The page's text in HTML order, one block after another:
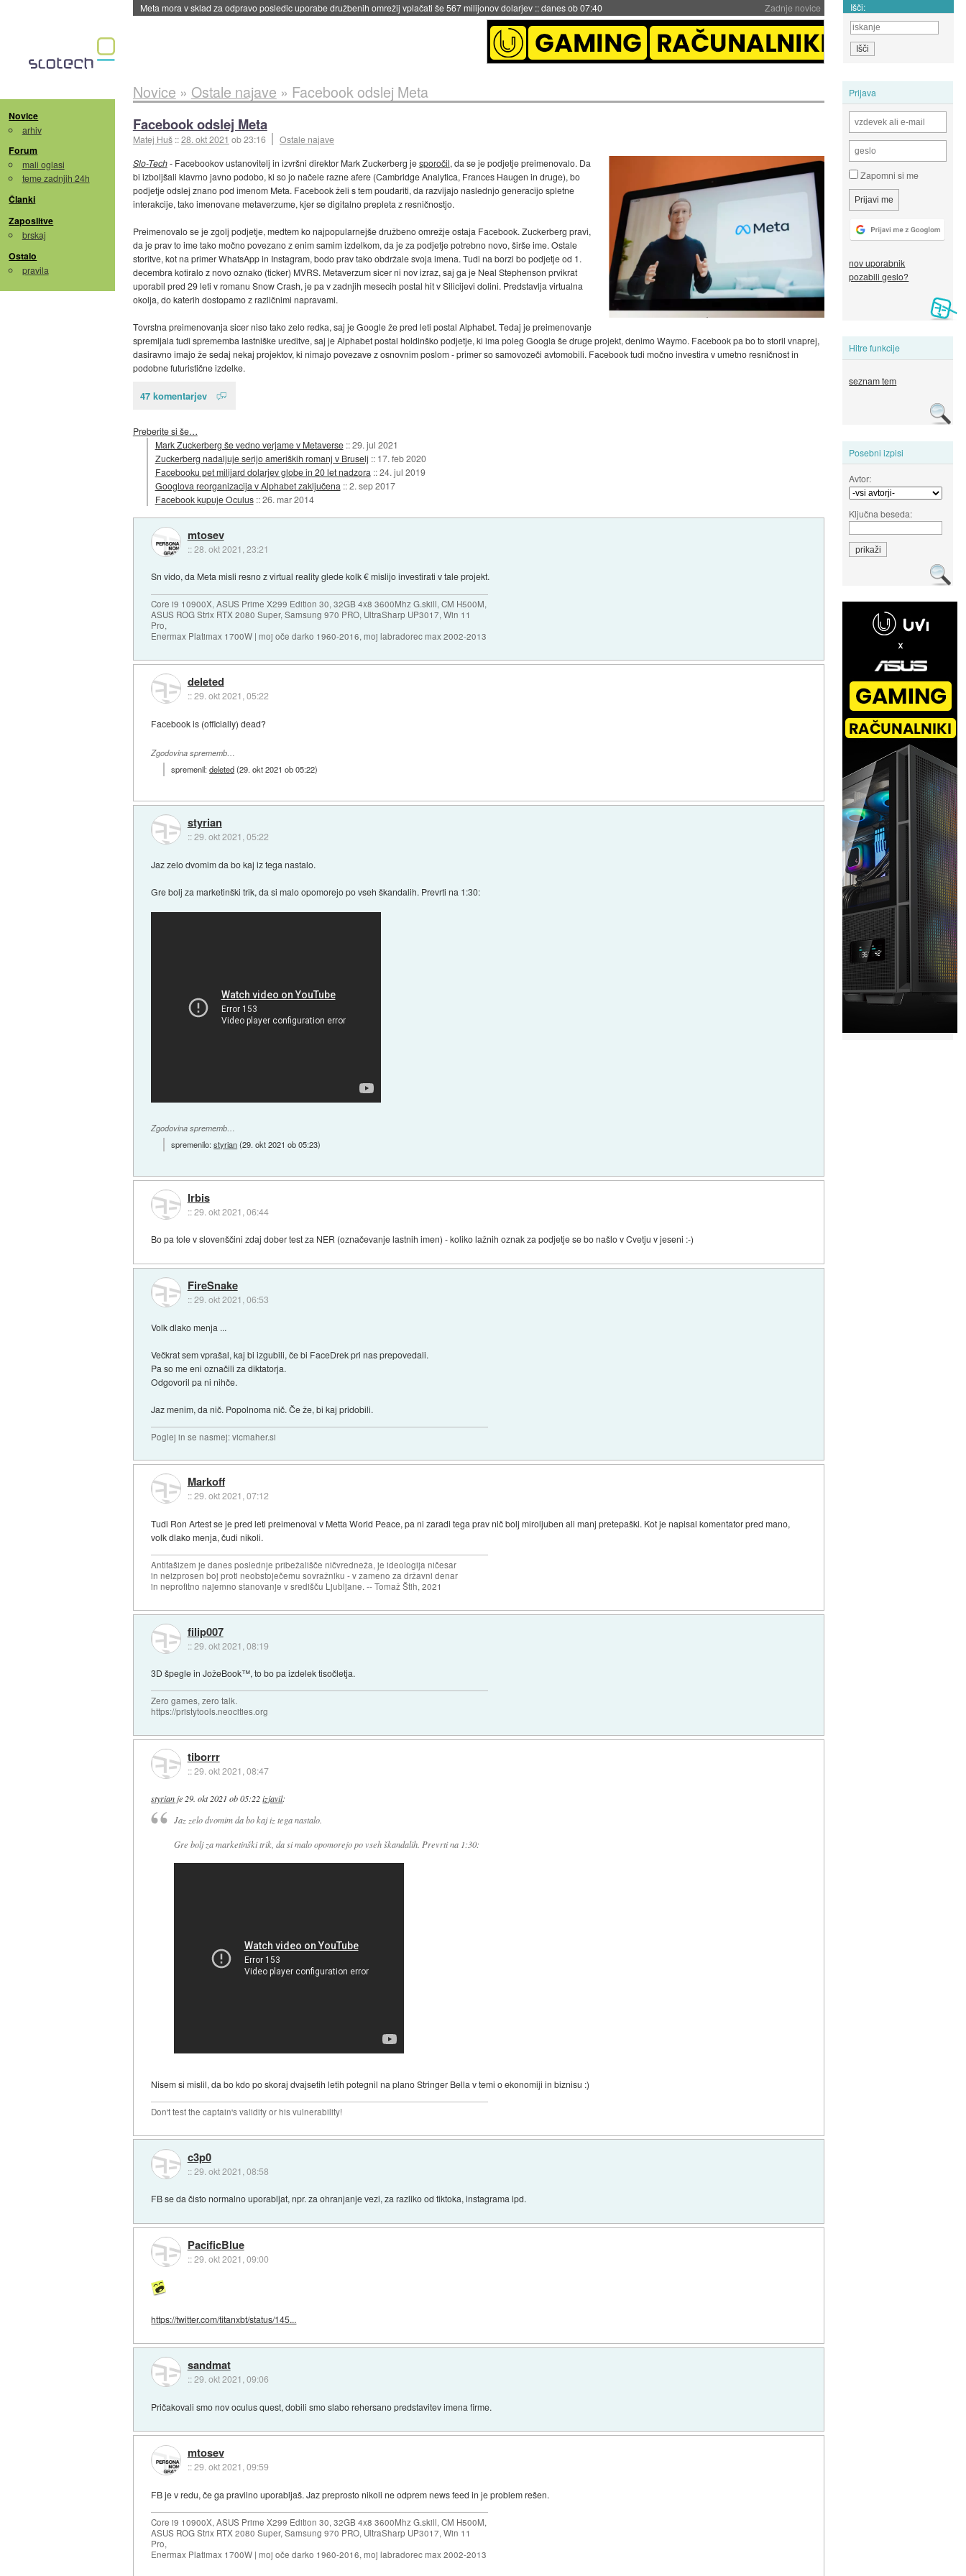
Zadnje novice
Meta mora v sklad za odpravo posledic uporabe družbenih omrežij vplačati še 567 milijonov dolarjev ::danes ob 07:40 Išči:
Novice
arhiv
Forum
mali oglasi
teme zadnjih 24h
Članki
Zaposlitve
brskaj
Ostalo
pravila
Prijava
Zapomni si me
nov uporabnik
pozabili geslo?
Hitre funkcije
seznam tem
Posebni izpisi
Avtor:
Ključna beseda:
Novice » Ostale najave » Facebook odslej Meta
Facebook odslej Meta
Matej Huš ::28. okt 2021 ob 23:16
Ostale najave
Slo-Tech- Facebookov ustanovitelj in izvršni direktor Mark Zuckerberg jesporočil, da se je podjetje preimenovalo. Da
bi izboljšali klavrno javno podobo, ki so jo načele razne afere (Cambridge Analytica, Frances Haugen in druge), bo
podjetje odslej znano pod imenom Meta. Facebook želi s tem poudariti, da razvijajo naslednjo generacijo spletne
interakcije, tako imenovane metaverzume, kjer se digitalno prepleta z resničnostjo.
Preimenovalo se je zgolj podjetje, medtem ko najpopularnejše družbeno omrežje ostaja Facebook. Zuckerberg pravi,
da je prav to ime tako močno povezano z enim samim izdelkom, da je za podjetje potrebno novo, širše ime. Ostale
storitve, kot na primer WhatsApp in Instagram, bodo prav tako obdržale svoja imena. Tudi na borzi bo podjetje od 1.
decembra kotiralo z novo oznako (ticker) MVRS. Metaverzum sicer ni nov izraz, saj ga je Neal Stephenson prvikrat
uporabil pred 29 leti v romanu Snow Crash, je pa v zadnjih mesecih postal hit v Silicijevi dolini. Predstavlja virtualna
okolja, do katerih dostopamo z različnimi napravami.
Tovrstna preimenovanja sicer niso tako zelo redka, saj je Google že pred leti postal Alphabet. Tedaj je preimenovanje
spremljala tudi sprememba lastniške ureditve, saj je Alphabet postal holdinško podjetje, ki ima poleg Googla še druge projekt, denimo Waymo. Facebook pa bo to storil vnaprej,
dasiravno imajo že sedaj nekaj projektov, ki nimajo povezave z osnovnim poslom - primer so samovozeči avtomobili. Facebook tudi močno investira v umetno resničnost in
podobne futuristične izdelke.
47 komentarjev
Preberite si še…
Mark Zuckerberg še vedno verjame v Metaverse ::29. jul 2021
Zuckerberg nadaljuje serijo ameriških romanj v Bruselj :: 17. feb 2020
Facebooku pet milijard dolarjev globe in 20 let nadzora ::24. jul 2019
Googlova reorganizacija v Alphabet zaključena ::2. sep 2017
Facebook kupuje Oculus ::26. mar 2014
mtosev
::28. okt 2021, 23:21
Sn vido, da Meta misli resno z virtual reality glede kolk € mislijo investirati v tale projekt.
Core i9 10900X, ASUS Prime X299 Edition 30, 32GB 4x8 3600Mhz G.skill, CM H500M,
ASUS ROG Strix RTX 2080 Super, Samsung 970 PRO, UltraSharp UP3017, Win 11
Pro,
Enermax Platimax 1700W | moj oče darko 1960-2016, moj labradorec max 2002-2013
deleted
::29. okt 2021, 05:22
Facebook is (officially) dead?
Zgodovina sprememb…
spremenil:deleted(29. okt 2021 ob 05:22)
styrian
::29. okt 2021, 05:22
Jaz zelo dvomim da bo kaj iz tega nastalo.
Gre bolj za marketinški trik, da si malo opomorejo po vseh škandalih. Prevrti na 1:30:
Zgodovina sprememb…
spremenilo:styrian(29. okt 2021 ob 05:23)
Irbis
::29. okt 2021, 06:44
Bo pa tole v slovenščini zdaj dober test za NER (označevanje lastnih imen) - koliko lažnih oznak za podjetje se bo našlo v Cvetju v jeseni :-)
FireSnake
::29. okt 2021, 06:53
Volk dlako menja ...
Večkrat sem vprašal, kaj bi izgubili, če bi FaceDrek pri nas prepovedali.
Pa so me eni označili za diktatorja.
Odgovoril pa ni nihče.
Jaz menim, da nič. Popolnoma nič. Če že, bi kaj pridobili.
Poglej in se nasmej: vicmaher.si
Markoff
::29. okt 2021, 07:12
Tudi Ron Artest se je pred leti preimenoval v Metta World Peace, pa ni zaradi tega prav nič bolj miroljuben ali manj pretepaški. Kot je napisal komentator pred mano,
volk dlako menja, čudi nikoli.
Antifašizem je danes poslednje pribežališče ničvredneža, je ideologija ničesar
in neizprosen boj proti neobstoječemu sovražniku - v zameno za državni denar
in neprofitno najemno stanovanje v središču Ljubljane. -- Tomaž Štih, 2021
filip007
::29. okt 2021, 08:19
3D špegle in JožeBook™, to bo pa izdelek tisočletja.
Zero games, zero talk.
https://pristytools.neocities.org
tiborrr
::29. okt 2021, 08:47
styrian je 29. okt 2021 ob 05:22 izjavil:
Jaz zelo dvomim da bo kaj iz tega nastalo.
Gre bolj za marketinški trik, da si malo opomorejo po vseh škandalih. Prevrti na 1:30:
Nisem si mislil, da bo kdo po skoraj dvajsetih letih potegnil na plano Stringer Bella v temi o ekonomiji in biznisu :)
Don't test the captain's validity or his vulnerability!
c3p0
::29. okt 2021, 08:58
FB se da čisto normalno uporabljat, npr. za ohranjanje vezi, za razliko od tiktoka, instagrama ipd.
PacificBlue
::29. okt 2021, 09:00
https://twitter.com/titanxbt/status/145...
sandmat
::29. okt 2021, 09:06
Pričakovali smo nov oculus quest, dobili smo slabo rehersano predstavitev imena firme.
mtosev
::29. okt 2021, 09:59
FB je v redu, če ga pravilno uporabljaš. Jaz preprosto nikoli ne odprem news feed in je problem rešen.
Core i9 10900X, ASUS Prime X299 Edition 30, 32GB 4x8 3600Mhz G.skill, CM H500M,
ASUS ROG Strix RTX 2080 Super, Samsung 970 PRO, UltraSharp UP3017, Win 11
Pro,
Enermax Platimax 1700W | moj oče darko 1960-2016, moj labradorec max 2002-2013